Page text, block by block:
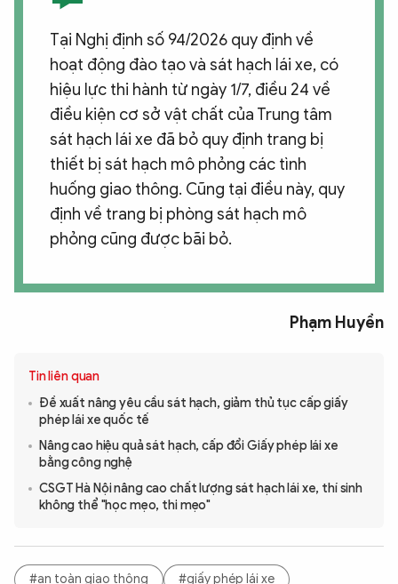
Tại Nghị định số 94/2026 quy định về
hoạt động đào tạo và sát hạch lái xe, có
hiệu lực thi hành từ ngày 1/7, điều 24 về
điều kiện cơ sở vật chất của Trung tâm
sát hạch lái xe đã bỏ quy định trang bị
thiết bị sát hạch mô phỏng các tình
huống giao thông. Cũng tại điều này, quy
định về trang bị phòng sát hạch mô
phỏng cũng được bãi bỏ.
Phạm Huyền
Tin liên quan
Đề xuất nâng yêu cầu sát hạch, giảm thủ tục cấp giấy
phép lái xe quốc tế
Nâng cao hiệu quả sát hạch, cấp đổi Giấy phép lái xe
bằng công nghệ
CSGT Hà Nội nâng cao chất lượng sát hạch lái xe, thí sinh
không thể "học mẹo, thi mẹo"
#an toàn giao thông
#giấy phép lái xe